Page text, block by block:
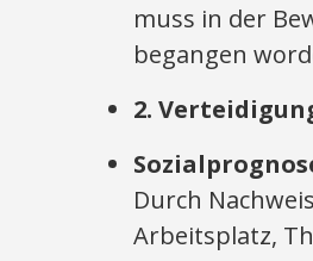
muss in der
begangen
2.
Durch
Arbeitsplatz,